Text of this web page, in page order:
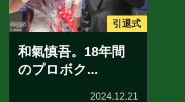
引退式
和氣慎吾。18年間
のプロボク...
2024.12.21